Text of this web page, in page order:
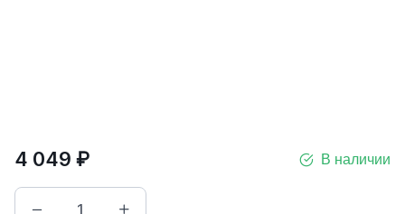
4 049 ₽ В наличии